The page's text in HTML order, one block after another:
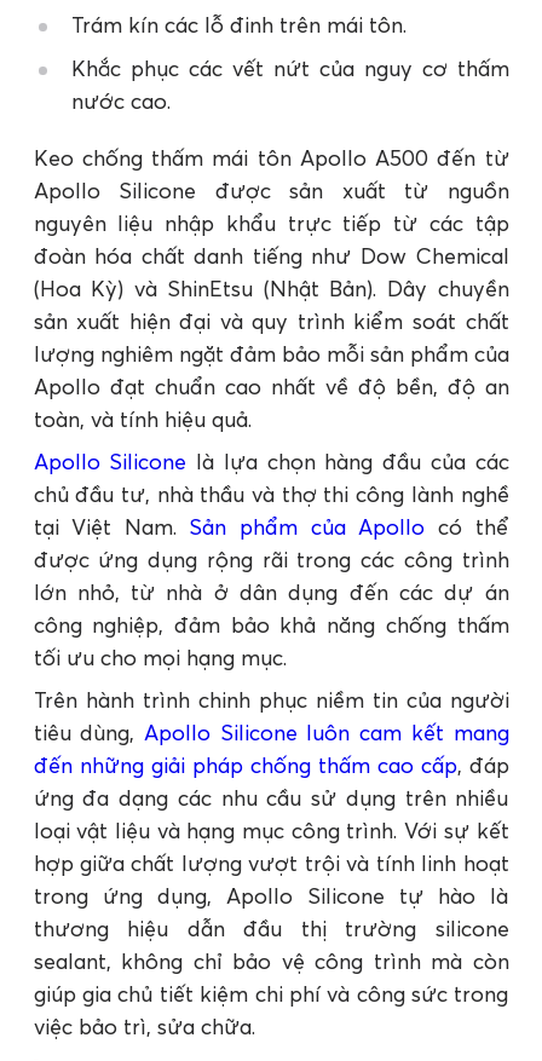
Trám kín các lỗ đinh trên mái tôn.
Khắc phục các vết nứt của nguy cơ thấm
nước cao.
Keo chống thấm mái tôn Apollo A500 đến từ
Apollo Silicone được sản xuất từ nguồn
nguyên liệu nhập khẩu trực tiếp từ các tập
đoàn hóa chất danh tiếng như Dow Chemical
(Hoa Kỳ) và ShinEtsu (Nhật Bản). Dây chuyền
sản xuất hiện đại và quy trình kiểm soát chất
lượng nghiêm ngặt đảm bảo mỗi sản phẩm của
Apollo đạt chuẩn cao nhất về độ bền, độ an
toàn, và tính hiệu quả.
Apollo Silicone là lựa chọn hàng đầu của các
chủ đầu tư, nhà thầu và thợ thi công lành nghề
tại Việt Nam. Sản phẩm của Apollo có thể
được ứng dụng rộng rãi trong các công trình
lớn nhỏ, từ nhà ở dân dụng đến các dự án
công nghiệp, đảm bảo khả năng chống thấm
tối ưu cho mọi hạng mục.
Trên hành trình chinh phục niềm tin của người
tiêu dùng, Apollo Silicone luôn cam kết mang
đến những giải pháp chống thấm cao cấp, đáp
ứng đa dạng các nhu cầu sử dụng trên nhiều
loại vật liệu và hạng mục công trình. Với sự kết
hợp giữa chất lượng vượt trội và tính linh hoạt
trong ứng dụng, Apollo Silicone tự hào là
thương hiệu dẫn đầu thị trường silicone
sealant, không chỉ bảo vệ công trình mà còn
giúp gia chủ tiết kiệm chi phí và công sức trong
việc bảo trì, sửa chữa.